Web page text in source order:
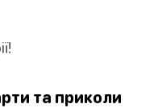
та приколи